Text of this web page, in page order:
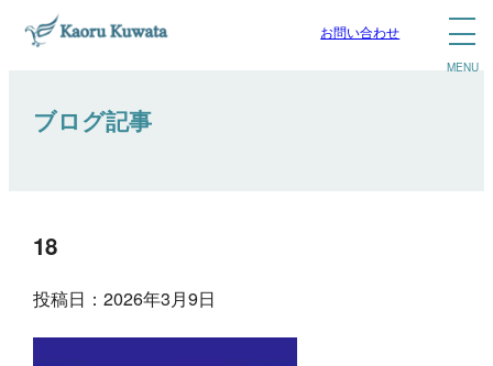
お問い合わせ
ブログ記事
18
投稿日：2026年3月9日